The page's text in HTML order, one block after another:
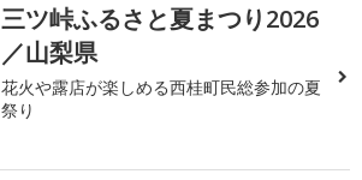
三ツ峠ふるさと夏まつり2026
／山梨県
花火や露店が楽しめる西桂町民総参加の夏
祭り